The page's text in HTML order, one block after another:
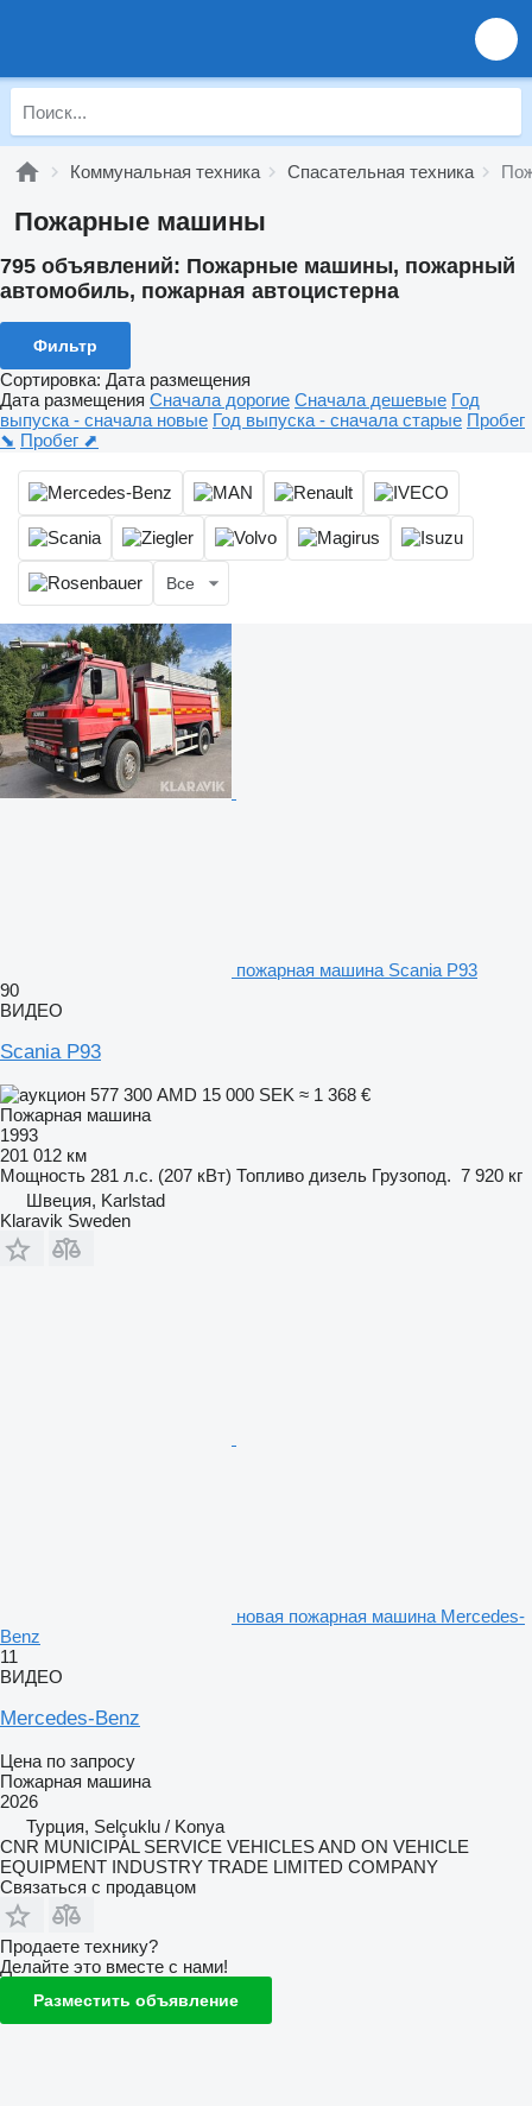
Коммунальная техника Спасательная техника
Пожарные машины
795 объявлений: Пожарные машины, пожарный
автомобиль, пожарная автоцистерна
Фильтр
Сортировка: Дата размещения
Дата размещения Сначала дорогие Сначала дешевые Год
выпуска - сначала новые Год выпуска - сначала старые Пробег
⬊ Пробег ⬈
Все
пожарная машина Scania P93
90
ВИДЕО
Scania P93
577 300 AMD 15 000 SEK ≈ 1 368 €
Пожарная машина
1993
201 012 км
Мощность 281 л.с. (207 кВт) Топливо дизель Грузопод. 7 920 кг
Швеция, Karlstad
Klaravik Sweden
новая пожарная машина Mercedes-
Benz
11
ВИДЕО
Mercedes-Benz
Цена по запросу
Пожарная машина
2026
Турция, Selçuklu / Konya
CNR MUNICIPAL SERVICE VEHICLES AND ON VEHICLE
EQUIPMENT INDUSTRY TRADE LIMITED COMPANY
Связаться с продавцом
Продаете технику?
Делайте это вместе с нами!
Разместить объявление